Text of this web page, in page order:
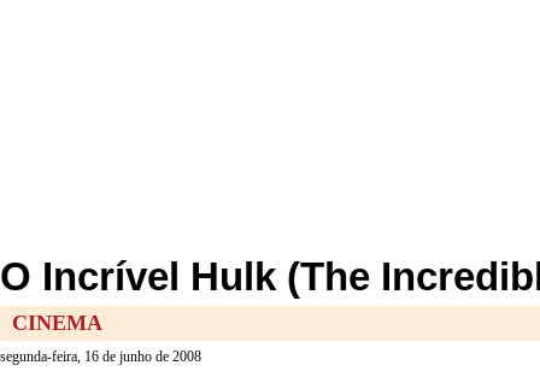
O Incrível Hulk (The
CINEMA
segunda-feira, 16 de junho de 2008